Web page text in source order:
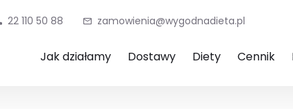
22 110 50 88 zamowienia@wygodnadieta.pl
Jak działamy Dostawy Diety Cennik